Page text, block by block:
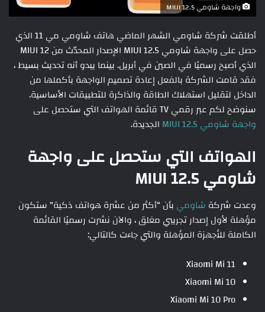
واجهة شاومي MIUI 12.5
أطلقت شركة شاومي الشهر الماضي هاتف شاومي مي 11 الذي
حصل على واجهة شاومي MIUI 12.5 الإصدار المحدّث من MIUI 12
الذي أصبح رسميًا في الصين في أبريل. بينما يبدو أنه تحديث بسيط ،
فقد قامت الشركة بالفعل إعادة تصميم الواجهة بأكملها من
الداخل لتقليل استهلاك الطاقة والذاكرة للتطبيقات الأساسية.
سنوضح لكم عبر رقمي TV قائمة الهواتف التي ستحصل على
واجهة شاومي MIUI 12.5
الجديدة.
الهواتف التي ستحصل على واجهة
شاومي MIUI 12.5
وعدت شركة شاومي بأن “أكثر من عشرة هواتف ذكية” ستكون
مؤهلة لأول إصدار تجريبي مغلق ، والآن نشرت رسميًا القائمة
الكاملة للأجهزة المؤهلة والتي جاءت كالتالي:
Xiaomi Mi 11
Xiaomi Mi 10
Xiaomi Mi 10 Pro